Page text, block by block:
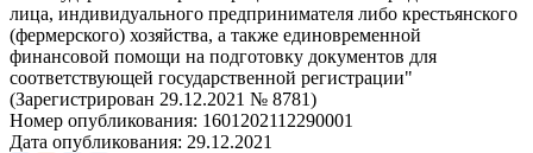
лица, индивидуального предпринимателя либо крестьянского
(фермерского) хозяйства, а также единовременной
финансовой помощи на подготовку документов для
соответствующей государственной регистрации"
(Зарегистрирован 29.12.2021 № 8781)
Номер опубликования: 1601202112290001
Дата опубликования: 29.12.2021